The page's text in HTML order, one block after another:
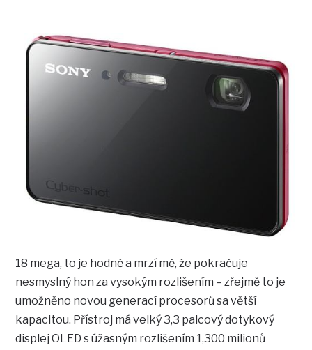
18 mega, to je hodně a mrzí mě, že pokračuje
nesmyslný hon za vysokým rozlišením – zřejmě to je
umožněno novou generací procesorů sa větší
kapacitou. Přístroj má velký 3,3 palcový dotykový
displej OLED s úžasným rozlišením 1,300 milionů